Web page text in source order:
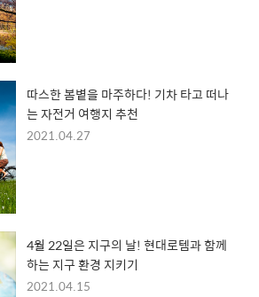
따스한 봄볕을 마주하다! 기차 타고 떠나
는 자전거 여행지 추천
2021.04.27
4월 22일은 지구의 날! 현대로템과 함께
하는 지구 환경 지키기
2021.04.15